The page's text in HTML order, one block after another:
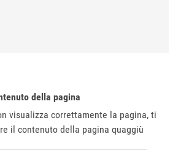
della pagina
visualizza correttamente la pagina, ti
il contenuto della pagina quaggiù